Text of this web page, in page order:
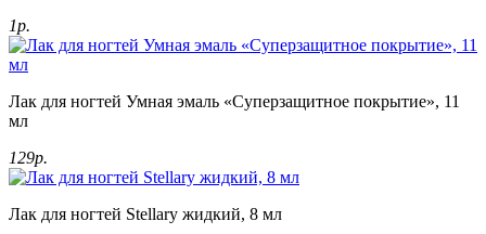
1р.
Лак для ногтей Умная эмаль «Суперзащитное покрытие», 11
мл
129р.
Лак для ногтей Stellary жидкий, 8 мл